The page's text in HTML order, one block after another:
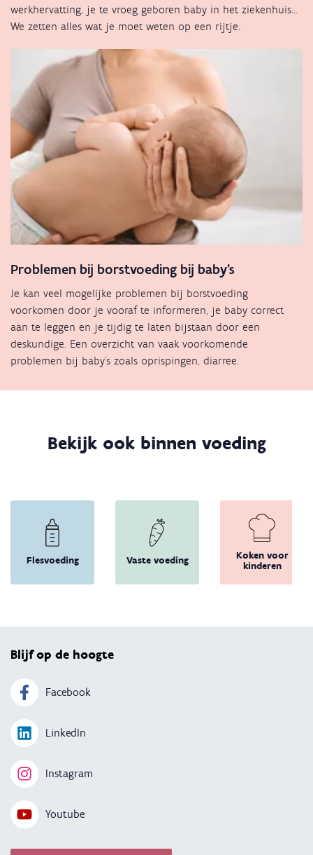
werkhervatting, je te vroeg geboren baby in het ziekenhuis…
We zetten alles wat je moet weten op een rijtje.
Problemen bij borstvoeding bij baby's
Je kan veel mogelijke problemen bij borstvoeding
voorkomen door je vooraf te informeren, je baby correct
aan te leggen en je tijdig te laten bijstaan door een
deskundige. Een overzicht van vaak voorkomende
problemen bij baby's zoals oprispingen, diarree.
Bekijk ook binnen voeding
Flesvoeding Vaste voeding
Koken voor
kinderen
Blijf op de hoogte
Facebook
LinkedIn
Instagram
Youtube